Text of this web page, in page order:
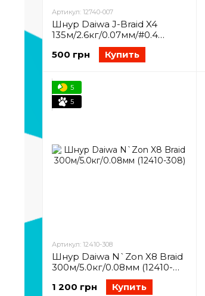
Артикул: 12740-007
Шнур Daiwa J-Braid X4
135м/2.6кг/0.07мм/#0.4
(12740-007)
500 грн Купить
5
5
Артикул: 12410-308
Шнур Daiwa N`Zon X8 Braid
300м/5.0кг/0.08мм (12410-
1 200 грн Купить